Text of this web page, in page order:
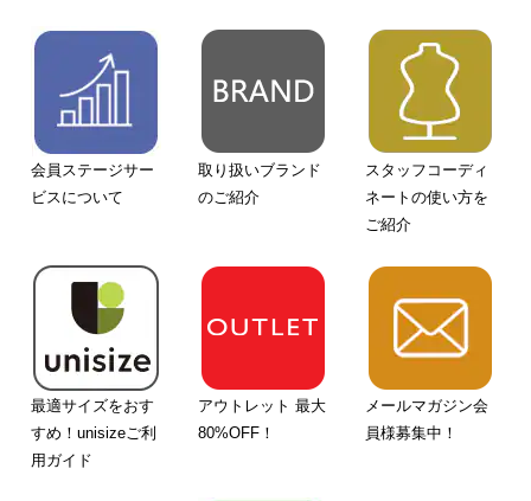
会員ステージサー
ビスについて
取り扱いブランド
のご紹介
スタッフコーディ
ネートの使い方を
ご紹介
最適サイズをおす
すめ！unisizeご利
用ガイド
アウトレット 最大
80%OFF！
メールマガジン会
員様募集中！